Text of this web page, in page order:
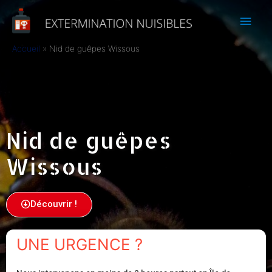
Accueil Nid de guêpes Wissous
Nid de guêpes
Wissous
Découvrir !
UNE URGENCE ?